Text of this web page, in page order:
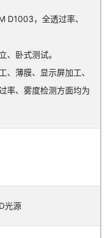
D1003，全透过率、
、卧式测试。
、薄膜、显示屏加工、
率、雾度检测方面均为
光源